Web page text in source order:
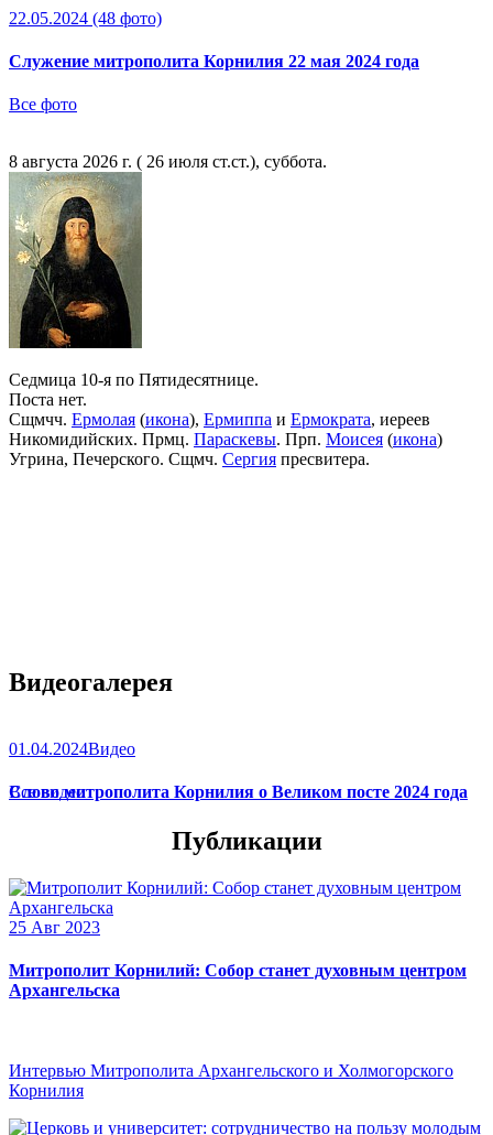
22.05.2024 (48 фото)
Служение митрополита Корнилия 22 мая 2024 года
Все фото
8 августа 2026 г. ( 26 июля ст.ст.), суббота.
Седмица 10-я по Пятидесятнице.
Поста нет.
Сщмчч. Ермолая (икона), Ермиппа и Ермократа, иереев
Никомидийских. Прмц. Параскевы. Прп. Моисея (икона)
Угрина, Печерского. Сщмч. Сергия пресвитера.
Видеогалерея
01.04.2024Видео
Слово митрополита Корнилия о Великом посте 2024 года
Все видео
Публикации
25 Авг 2023
Митрополит Корнилий: Собор станет духовным центром
Архангельска
Интервью Митрополита Архангельского и Холмогорского
Корнилия